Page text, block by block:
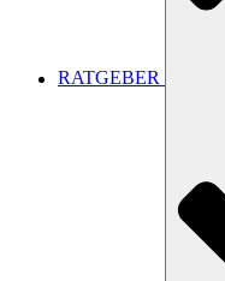
RATGEBER